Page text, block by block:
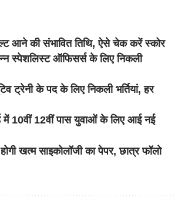
आने की संभावित तिथि, ऐसे चेक करें स्कोर
स्पेशलिस्ट ऑफिसर्स के लिए निकली
के पद के लिए निकली भर्तियां, हर
10वीं 12वीं पास युवाओं के लिए आई नई
खत्म साइकोलॉजी का पेपर, छात्र फॉलो